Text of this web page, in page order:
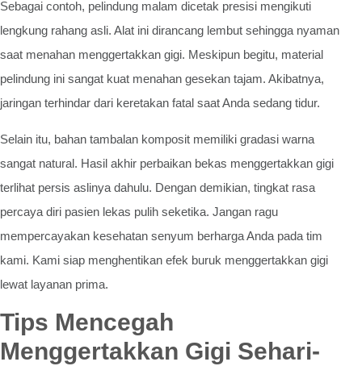
Sebagai contoh, pelindung malam dicetak presisi mengikuti
lengkung rahang asli. Alat ini dirancang lembut sehingga nyaman
saat menahan menggertakkan gigi. Meskipun begitu, material
pelindung ini sangat kuat menahan gesekan tajam. Akibatnya,
jaringan terhindar dari keretakan fatal saat Anda sedang tidur.
Selain itu, bahan tambalan komposit memiliki gradasi warna
sangat natural. Hasil akhir perbaikan bekas menggertakkan gigi
terlihat persis aslinya dahulu. Dengan demikian, tingkat rasa
percaya diri pasien lekas pulih seketika. Jangan ragu
mempercayakan kesehatan senyum berharga Anda pada tim
kami. Kami siap menghentikan efek buruk menggertakkan gigi
lewat layanan prima.
Tips Mencegah
Menggertakkan Gigi Sehari-